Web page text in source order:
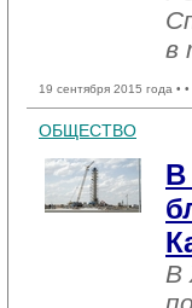
в
19 сентября 2015 года •
ОБЩЕСТВО
В
В